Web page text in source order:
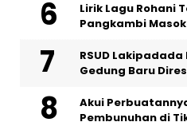
Lirik Lagu Rohani
Pangkambi
RSUD
Gedung Baru
Akui
Pembunuhan di